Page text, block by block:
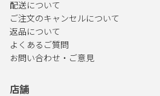
配送について
ご注文のキャンセルについて
返品について
よくあるご質問
お問い合わせ・ご意見
店舗